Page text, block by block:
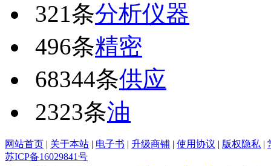
321条分析仪器
496条精密
68344条供应
2323条油
网站首页 | 关于本站 | 电子书 | 升级商铺 | 使用协议 | 版权隐私 |
苏ICP备16029841号